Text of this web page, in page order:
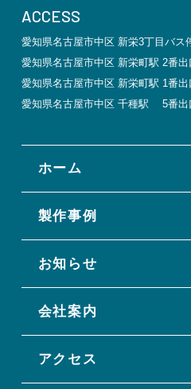
ホーム
製作事例
お知らせ
会社案内
アクセス
ACCESS
愛知県名古屋市中区 新栄3丁目バス
愛知県名古屋市中区 新栄町駅 2番
愛知県名古屋市中区 新栄町駅 1番
愛知県名古屋市中区 千種駅 5番出